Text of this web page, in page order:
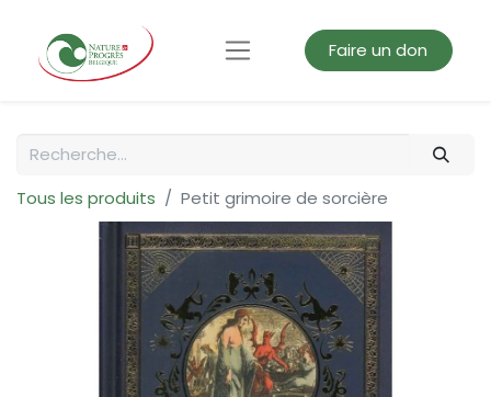
Faire un don
Tous les produits Petit grimoire de sorcière